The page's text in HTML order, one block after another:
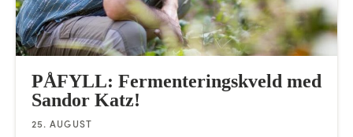
PÅFYLL: Fermenteringskveld med
Sandor Katz!
25. AUGUST